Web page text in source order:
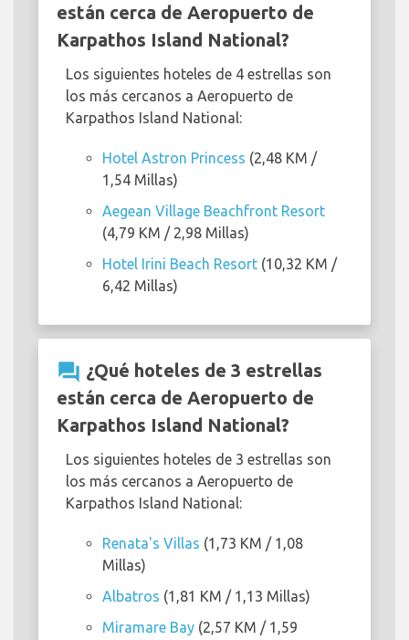
están cerca de Aeropuerto de
Karpathos Island National?
Los siguientes hoteles de 4 estrellas son
los más cercanos a Aeropuerto de
Karpathos Island National:
Hotel Astron Princess (2,48 KM /
1,54 Millas)
Aegean Village Beachfront Resort
(4,79 KM / 2,98 Millas)
Hotel Irini Beach Resort (10,32 KM /
6,42 Millas)
question_answer ¿Qué hoteles de 3 estrellas
están cerca de Aeropuerto de
Karpathos Island National?
Los siguientes hoteles de 3 estrellas son
los más cercanos a Aeropuerto de
Karpathos Island National:
Renata's Villas (1,73 KM / 1,08
Millas)
Albatros (1,81 KM / 1,13 Millas)
Miramare Bay (2,57 KM / 1,59